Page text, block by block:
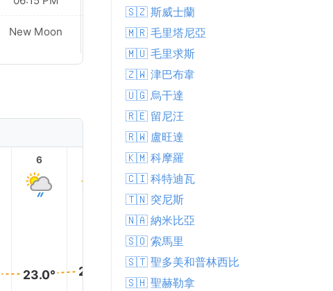
New Moon New Moon
6
23.0° 23.0°
8
24.0° 24.0°
🇸🇿 斯威士蘭
🇲🇷 毛里塔尼亞
🇲🇺 毛里求斯
🇿🇼 津巴布韋
🇺🇬 烏干達
🇷🇪 留尼汪
🇷🇼 盧旺達
🇰🇲 科摩羅
🇨🇮 科特迪瓦
🇹🇳 突尼斯
🇳🇦 納米比亞
🇸🇴 索馬里
🇸🇹 聖多美和普林西比
🇸🇭 聖赫勒拿